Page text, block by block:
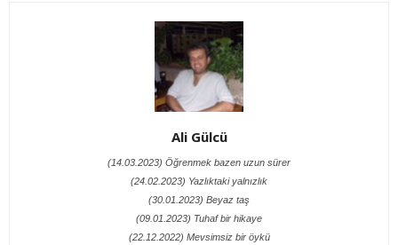
Ali Gülcü
(14.03.2023) Öğrenmek bazen uzun sürer
(24.02.2023) Yazlıktaki yalnızlık
(30.01.2023) Beyaz taş
(09.01.2023) Tuhaf bir hikaye
(22.12.2022) Mevsimsiz bir öykü